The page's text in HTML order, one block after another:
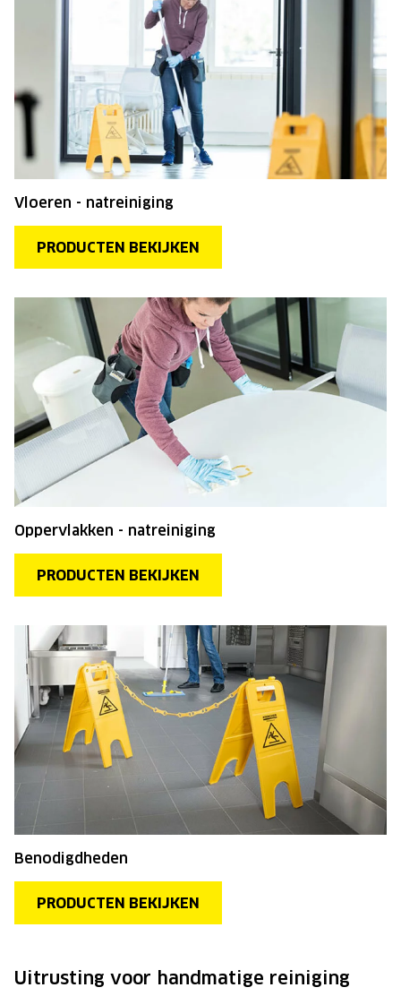
Vloeren - natreiniging
PRODUCTEN BEKIJKEN
Oppervlakken - natreiniging
PRODUCTEN BEKIJKEN
Benodigdheden
PRODUCTEN BEKIJKEN
Uitrusting voor handmatige reiniging